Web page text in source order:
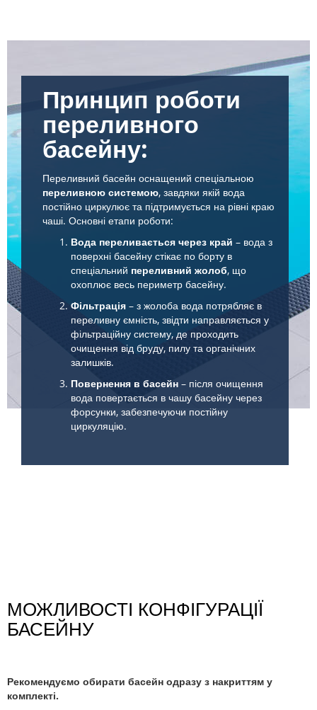
Принцип роботи
переливного
басейну:
Переливний басейн оснащений спеціальною
переливною системою, завдяки якій вода
постійно циркулює та підтримується на рівні краю
чаші. Основні етапи роботи:
Вода переливається через край – вода з
поверхні басейну стікає по борту в
спеціальний переливний жолоб, що
охоплює весь периметр басейну.
Фільтрація – з жолоба вода потрябляє в
переливну ємність, звідти направляється у
фільтраційну систему, де проходить
очищення від бруду, пилу та органічних
залишків.
Повернення в басейн – після очищення
вода повертається в чашу басейну через
форсунки, забезпечуючи постійну
циркуляцію.
МОЖЛИВОСТІ КОНФІГУРАЦІЇ
БАСЕЙНУ
Рекомендуємо обирати басейн одразу з накриттям у
комплекті.